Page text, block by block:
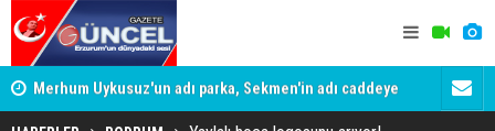
Merhum Uykusuz'un adı parka, Sekmen'in adı caddeye
verildi